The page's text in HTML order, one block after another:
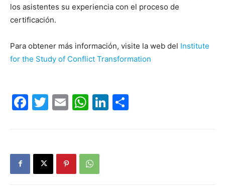
los asistentes su experiencia con el proceso de
certificación.
Para obtener más información, visite la web del Institute
for the Study of Conflict Transformation
Facebook
Twitter
EmailWhatsApp
LinkedIn